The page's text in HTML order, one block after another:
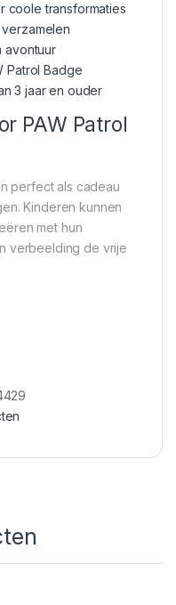
coole transformaties
avontuur
Patrol Badge
3 jaar en ouder
PAW Patrol
perfect als cadeau
Kinderen kunnen
met hun
verbeelding de vrije